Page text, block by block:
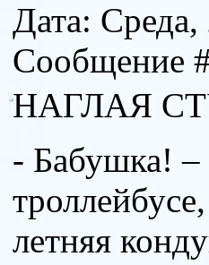
Дата:
Сообщение
НАГЛАЯ
- Бабушка! –
летняя